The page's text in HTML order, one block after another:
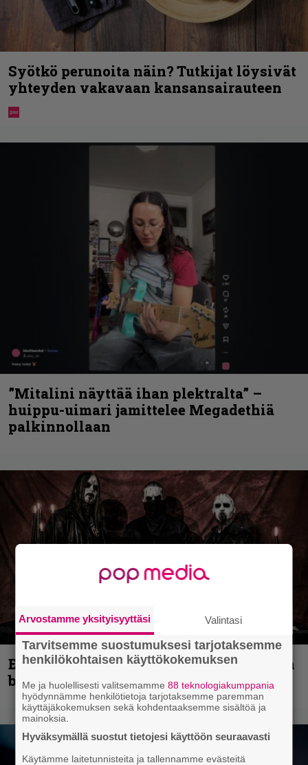
Syötkö perunoita näin? Tutkijat löysivät
yhteyden vakavaan kansansairauteen
”Mitalini näyttää ihan plektralta” –
huippu-uimari jamittelee Megadethiä
palkinnollaan
Espoon syyskuu käynnistyy kotimaisen
black metalin merkeissä
Arvostamme yksityisyyttäsi Valintasi
Tarvitsemme suostumuksesi tarjotaksemme
henkilökohtaisen käyttökokemuksen
Me ja huolellisesti valitsemamme88 teknologiakumppania
hyödynnämme henkilötietoja tarjotaksemme paremman
käyttäjäkokemuksen sekä kohdentaaksemme sisältöä ja
mainoksia.
Hyväksymällä suostut tietojesi käyttöön seuraavasti
Käytämme laitetunnisteita ja tallennamme evästeitä